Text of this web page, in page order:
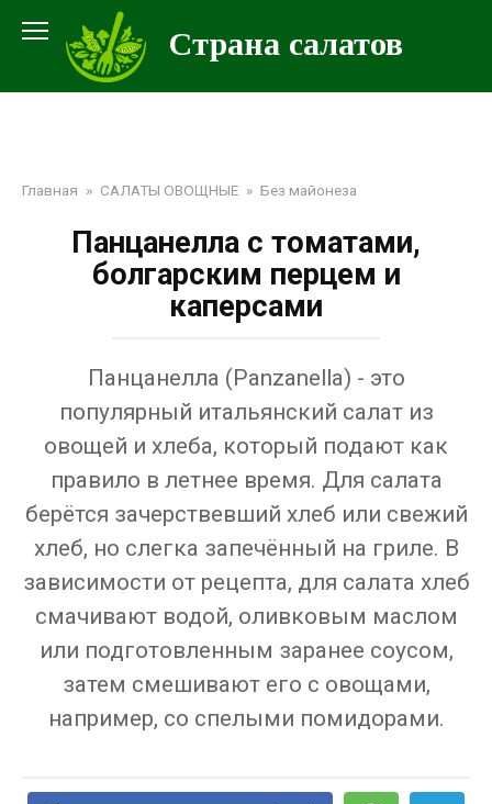
контенту
Страна салатов
Главная » САЛАТЫ ОВОЩНЫЕ » Без майонеза
Панцанелла с томатами,
болгарским перцем и
каперсами
Панцанелла (Panzanella) - это
популярный итальянский салат из
овощей и хлеба, который подают как
правило в летнее время. Для салата
берётся зачерствевший хлеб или свежий
хлеб, но слегка запечённый на гриле. В
зависимости от рецепта, для салата хлеб
смачивают водой, оливковым маслом
или подготовленным заранее соусом,
затем смешивают его с овощами,
например, со спелыми помидорами.